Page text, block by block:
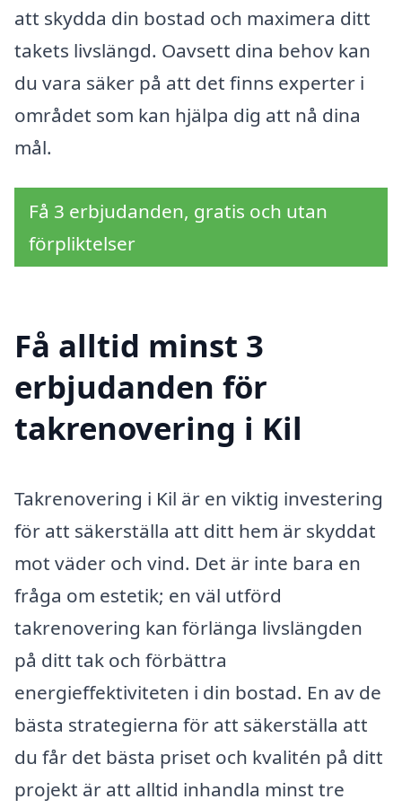
att skydda din bostad och maximera ditt
takets livslängd. Oavsett dina behov kan
du vara säker på att det finns experter i
området som kan hjälpa dig att nå dina
mål.
Få 3 erbjudanden, gratis och utan
förpliktelser
Få alltid minst 3
erbjudanden för
takrenovering i Kil
Takrenovering i Kil är en viktig investering
för att säkerställa att ditt hem är skyddat
mot väder och vind. Det är inte bara en
fråga om estetik; en väl utförd
takrenovering kan förlänga livslängden
på ditt tak och förbättra
energieffektiviteten i din bostad. En av de
bästa strategierna för att säkerställa att
du får det bästa priset och kvalitén på ditt
projekt är att alltid inhandla minst tre